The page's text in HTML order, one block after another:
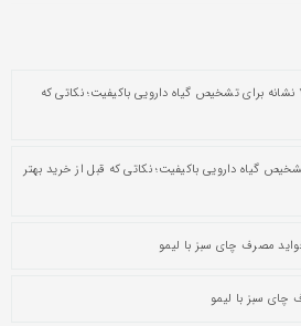
۷ نشانه برای تشخیص گیاه دارویی باکیفیت؛ نکاتی که
گیاه دارویی باکیفیت؛ نکاتی که قبل از خرید بهتر
مصرف چای سبز با لیمو
چای سبز با لیمو